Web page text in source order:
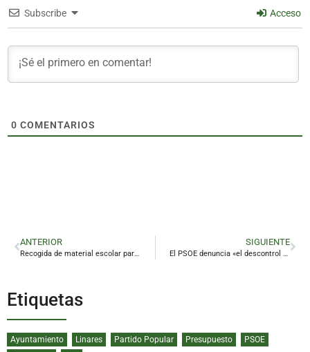
Subscribe Acceso
0 COMENTARIOS
ANTERIOR
Recogida de material escolar para las familias desfavorecidas de Linares
SIGUIENTE
El PSOE denuncia «el descontrol y el caos» de la Junta en las obras del Santa Engracia
Etiquetas
Ayuntamiento Linares Partido Popular Presupuesto
PSOE